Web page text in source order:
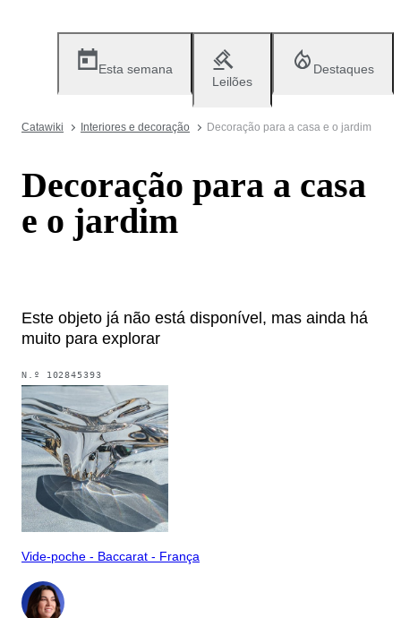
Esta semana
Leilões
Destaques
Catawiki Interiores e decoração Decoração para a casa e o jardim
Decoração para a casa
e o jardim
Este objeto já não está disponível, mas ainda há
muito para explorar
N.º 102845393
Vide-poche - Baccarat - França